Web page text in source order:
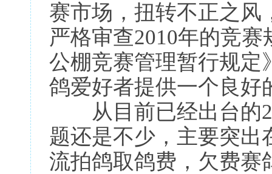
赛市场，扭转不正之风
严格审查2010年的竞
公棚竞赛管理暂行规定
鸽爱好者提供一个良好
从目前已经出台的
题还是不少，主要突出
流拍鸽取鸽费，欠费赛